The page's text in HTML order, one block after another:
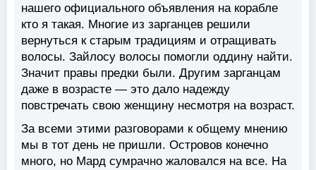
нашего официального объявления на корабле
кто я такая. Многие из зарганцев решили
вернуться к старым традициям и отращивать
волосы. Зайлосу волосы помогли оддину найти.
Значит правы предки были. Другим зарганцам
даже в возрасте — это дало надежду
повстречать свою женщину несмотря на возраст.
За всеми этими разговорами к общему мнению
мы в тот день не пришли. Островов конечно
много, но Мард сумрачно жаловался на все. На